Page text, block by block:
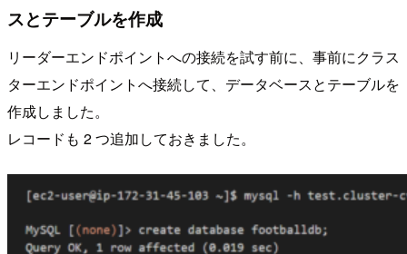
スとテーブルを作成
リーダーエンドポイントへの接続を試す前に、事前にクラス
ターエンドポイントへ接続して、データベースとテーブルを
作成しました。
レコードも 2 つ追加しておきました。